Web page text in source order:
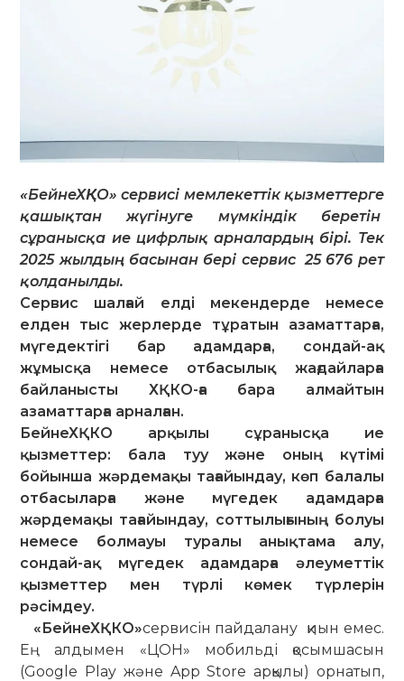
«БейнеХҚКО» сервисі мемлекеттік қызметтерге
қашықтан жүгінуге мүмкіндік беретін
сұранысқа ие цифрлық арналардың бірі. Тек
2025 жылдың басынан бері сервис 25 676 рет
қолданылды.
Сервис шалғай елді мекендерде немесе
елден тыс жерлерде тұратын азаматтарға,
мүгедектігі бар адамдарға, сондай-ақ
жұмысқа немесе отбасылық жағдайларға
байланысты ХҚКО-ға бара алмайтын
азаматтарға арналған.
БейнеХҚКО арқылы сұранысқа ие
қызметтер: бала туу және оның күтімі
бойынша жәрдемақы тағайындау, көп балалы
отбасыларға және мүгедек адамдарға
жәрдемақы тағайындау, соттылығының болуы
немесе болмауы туралы анықтама алу,
сондай-ақ мүгедек адамдарға әлеуметтік
қызметтер мен түрлі көмек түрлерін
рәсімдеу.
«БейнеХҚКО»сервисін пайдалану қиын емес.
Ең алдымен «ЦОН» мобильді қосымшасын
(Google Play және App Store арқылы) орнатып,